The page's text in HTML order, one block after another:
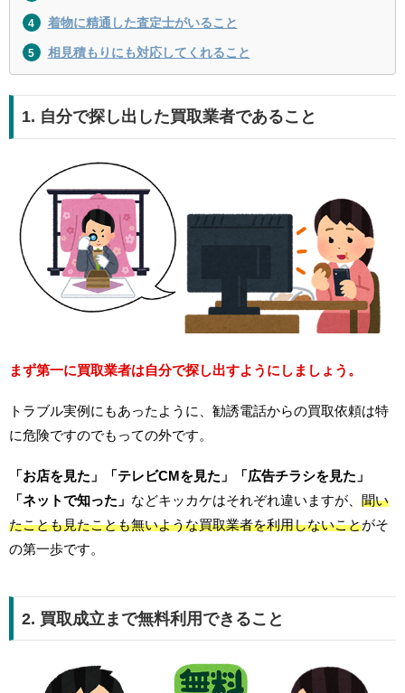
着物に精通した査定士がいること
相見積もりにも対応してくれること
1. 自分で探し出した買取業者であること
まず第一に買取業者は自分で探し出すようにしましょう。
トラブル実例にもあったように、勧誘電話からの買取依頼は特
に危険ですのでもっての外です。
「お店を見た」「テレビCMを見た」「広告チラシを見た」
「ネットで知った」 などキッカケはそれぞれ違いますが、 聞い
たことも見たことも無いような買取業者を利用しないことがそ
の第一歩です。
2. 買取成立まで無料利用できること